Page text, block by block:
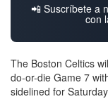
📲 Suscríbete a
con
The Boston Celtics
do-or-die Game 7
sidelined for